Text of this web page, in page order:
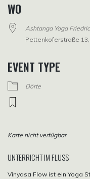
WO
Ashtanga Yoga
Pettenkoferstraße
EVENT TYPE
Dörte
Karte nicht verfügbar
UNTERRICHT IM FLUSS
Vinyasa Flow ist ein Yoga